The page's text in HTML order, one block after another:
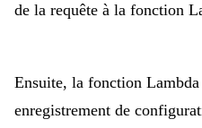
de la requête à la fonction
Ensuite, la fonction
enregistrement de